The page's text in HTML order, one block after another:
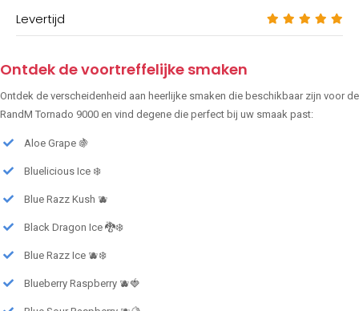
Levertijd
Ontdek de voortreffelijke smaken
Ontdek de verscheidenheid aan heerlijke smaken die beschikbaar zijn voor de
RandM Tornado 9000 en vind degene die perfect bij uw smaak past:
Aloe Grape 🍇
Bluelicious Ice ❄️
Blue Razz Kush 🫐
Black Dragon Ice 🐉❄️
Blue Razz Ice 🫐❄️
Blueberry Raspberry 🫐🍓